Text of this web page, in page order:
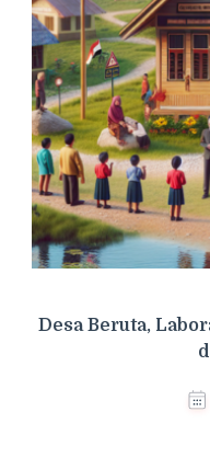
Desa Beruta,